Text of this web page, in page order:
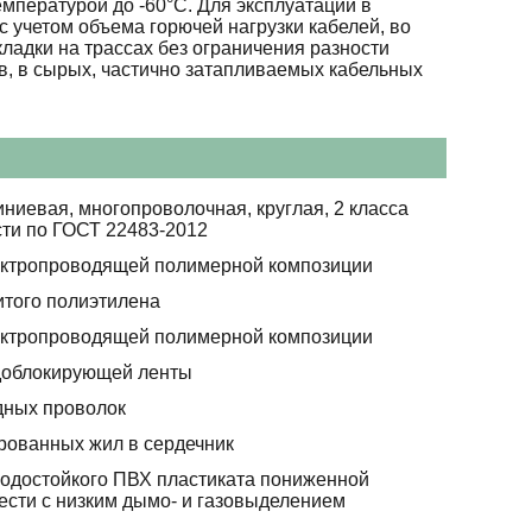
до -60°С. Для эксплуатации в
объема горючей нагрузки кабелей, во
на трассах без ограничения разности
в сырых, частично затапливаемых кабельных
многопроволочная, круглая, 2 класса
по ГОСТ 22483-2012
полимерной композиции
полиэтилена
полимерной композиции
ленты
проволок
жил в сердечник
ПВХ пластиката пониженной
с низким дымо- и газовыделением